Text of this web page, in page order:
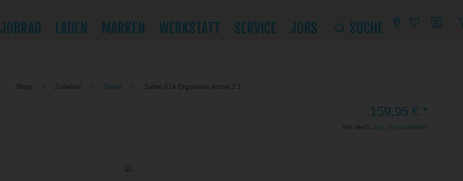
JOBRAD LADEN MARKEN WERKSTATT SERVICE JOBS SUCHE
Shop Zubehör Sättel Sattel 614 Ergowave active 2.1
159,95 € *
inkl. MwSt. zzgl. Versandkosten